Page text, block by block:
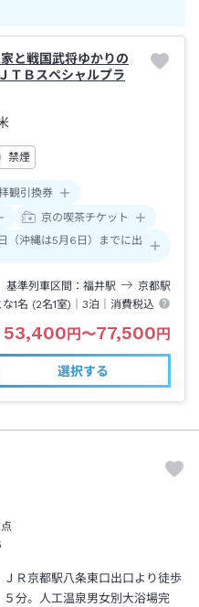
と戦国武将ゆかりの
ＴＢスペシャルプラ
禁煙
観引換券
京の喫茶チケット
沖縄は5月6日）までに出
基準列車区間 福井駅 京都駅
な1名 (2名1室)｜ 3泊 ｜消費税込
53,400 円 〜77,500 円
選択する
点
ＪＲ京都駅八条東口出口より徒歩
５分。人工温泉男女別大浴場完